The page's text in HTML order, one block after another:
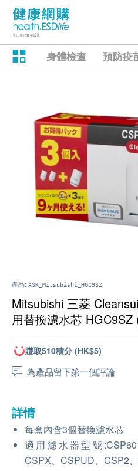
身體檢查 預防疫
產品: ASK_Mitsubishi_HGC9SZ
Mitsubishi 三菱
用替換濾水芯 HGC9SZ
賺取510積分 (HK$5)
為產品留下第一個評論
詳情
每盒內含3個替換濾水芯
適用濾水器型號
CSPX、CSPUD、CSP2